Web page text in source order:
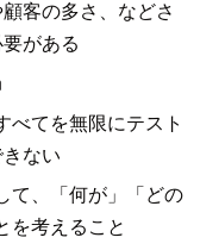
客の多さ、などさ
がある
べてを無限にテスト
ない
て、「何が」「どの
を考えること